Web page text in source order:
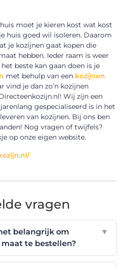
moet je kieren kost wat kost
huis goed wil isoleren. Daarom
je kozijnen gaat kopen die
hebben. Ieder raam is weer
beste kan gaan doen is je
met behulp van een kozijnen
vind je dan zo’n kozijnen
Wij zijn een
gespecialiseerd is in het
van kozijnen. Bij ons ben
Nog vragen of twijfels?
op onze eigen website.
vragen
belangrijk om
te bestellen?
▼